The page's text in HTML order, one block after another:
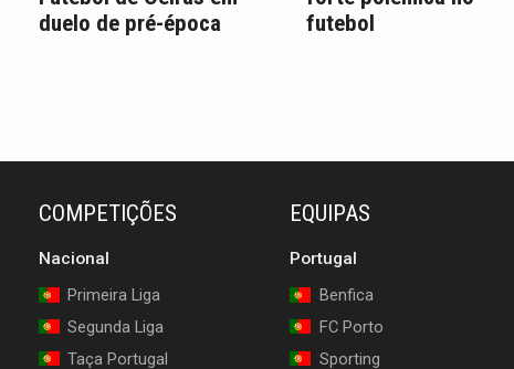
duelo de pré-época
futebol
COMPETIÇÕES
Nacional
Primeira Liga
Segunda Liga
Taça Portugal
EQUIPAS
Portugal
Benfica
FC Porto
Sporting